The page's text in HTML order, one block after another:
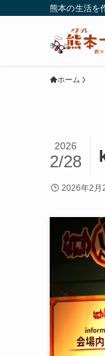
熊本の生活を
ホーム
2026
2/28
2026年2月